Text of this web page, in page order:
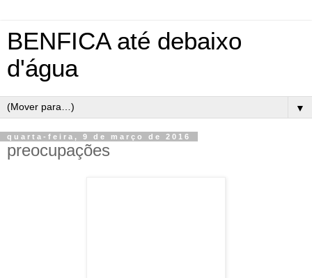
BENFICA até debaixo
d'água
▼
quarta-feira, 9 de março de 2016
preocupações